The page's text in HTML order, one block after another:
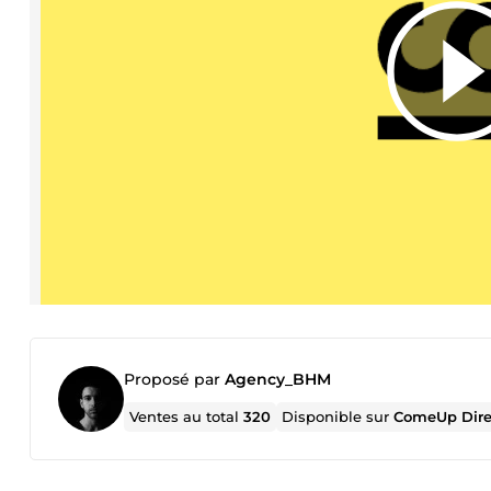
Proposé par Agency_BHM
Ventes au total320 Disponible surComeUp